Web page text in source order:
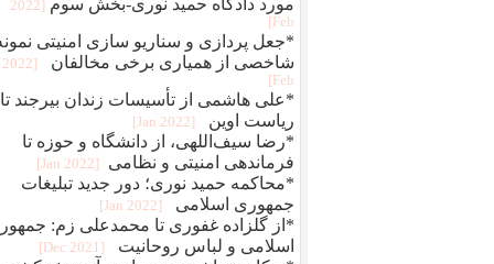
[2022
Feb]
*جعل پردازی و سناريو سازی امنيتی
شاخصی از همياری برخی مخالفان
[2022
Feb]
*علی هاشمی از تأسیسات زندان بیرجند تا
ریاست اوین
[2022 Jan]
*رضا سیف‌اللهی، از دانشگاه و حوزه تا
فرماندهی امنیتی و نظامی
[2022 Jan]
*محاکمه حميد نوری؛ دور جديد تبلیغات
جمهوری اسلامی
[2022 Jan]
*از گلزاده غفوری تا محمدعلی زم:
اسلامی و لباس روحانیت
[2021 Dec]